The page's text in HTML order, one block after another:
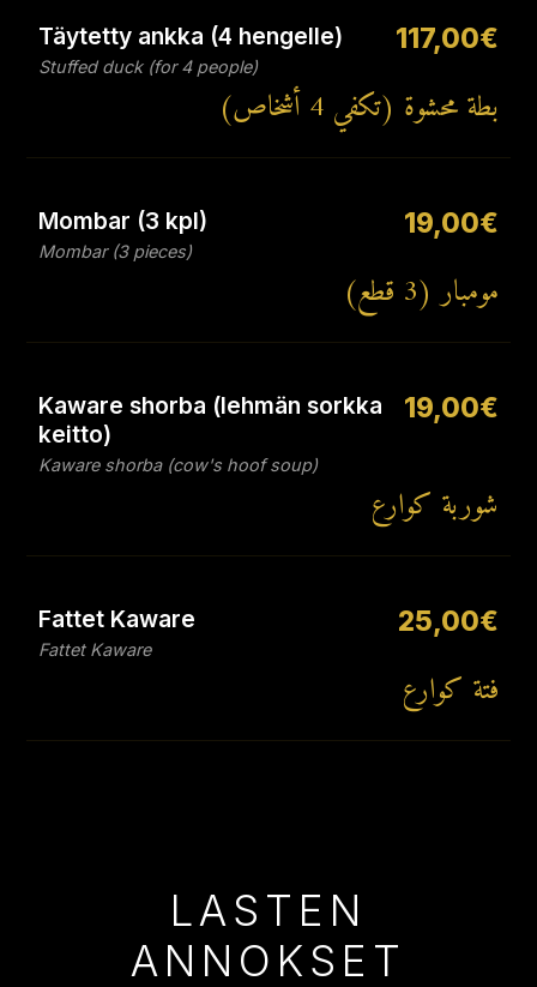
Täytetty ankka (4 hengelle)
Stuffed duck (for 4 people)
117,00€
بطة محشوة (تكفي 4 أشخاص)
Mombar (3 kpl)
Mombar (3 pieces)
19,00€
مومبار (3 قطع)
Kaware shorba (lehmän sorkka
keitto)
Kaware shorba (cow's hoof soup)
19,00€
شوربة كوارع
Fattet Kaware
Fattet Kaware
25,00€
فتة كوارع
LASTEN
ANNOKSET